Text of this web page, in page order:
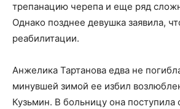
трепанацию черепа и еще ряд
Однако позднее девушка заявила,
реабилитации.
Анжелика Тартанова едва не
минувшей зимой ее избил
Кузьмин. В больницу она поступила